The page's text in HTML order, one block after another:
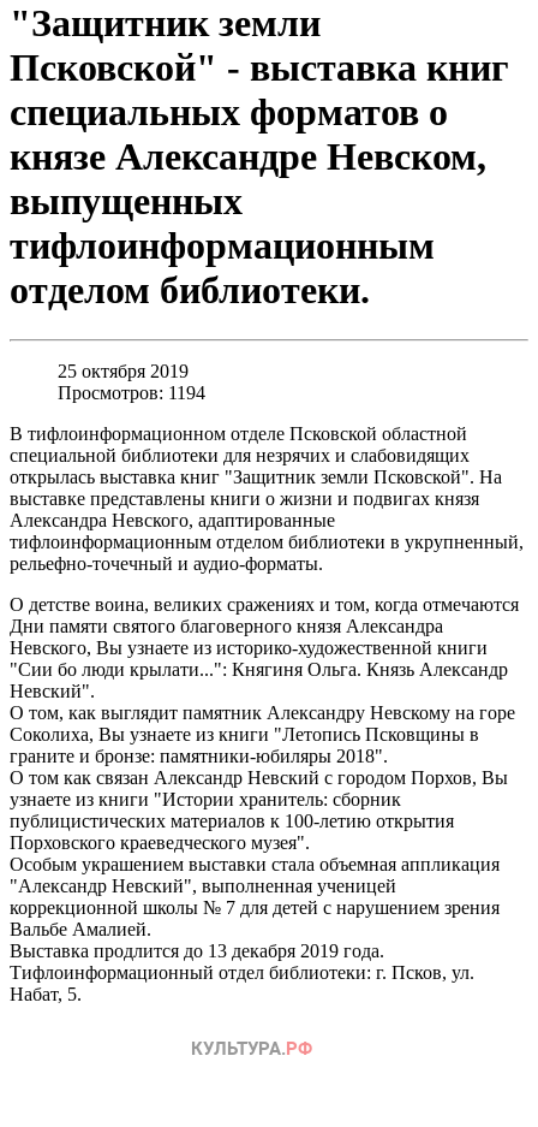
"Защитник земли
Псковской" - выставка книг
специальных форматов о
князе Александре Невском,
выпущенных
тифлоинформационным
отделом библиотеки.
25 октября 2019
Просмотров: 1194
В тифлоинформационном отделе Псковской областной
специальной библиотеки для незрячих и слабовидящих
открылась выставка книг "Защитник земли Псковской". На
выставке представлены книги о жизни и подвигах князя
Александра Невского, адаптированные
тифлоинформационным отделом библиотеки в укрупненный,
рельефно-точечный и аудио-форматы.
О детстве воина, великих сражениях и том, когда отмечаются
Дни памяти святого благоверного князя Александра
Невского, Вы узнаете из историко-художественной книги
"Сии бо люди крылати...": Княгиня Ольга. Князь Александр
Невский".
О том, как выглядит памятник Александру Невскому на горе
Соколиха, Вы узнаете из книги "Летопись Псковщины в
граните и бронзе: памятники-юбиляры 2018".
О том как связан Александр Невский с городом Порхов, Вы
узнаете из книги "Истории хранитель: сборник
публицистических материалов к 100-летию открытия
Порховского краеведческого музея".
Особым украшением выставки стала объемная аппликация
"Александр Невский", выполненная ученицей
коррекционной школы № 7 для детей с нарушением зрения
Вальбе Амалией.
Выставка продлится до 13 декабря 2019 года.
Тифлоинформационный отдел библиотеки: г. Псков, ул.
Набат, 5.